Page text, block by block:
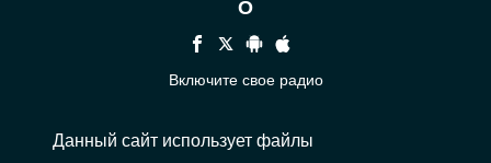
О
Включите свое радио
Связаться
Данный сайт использует файлы